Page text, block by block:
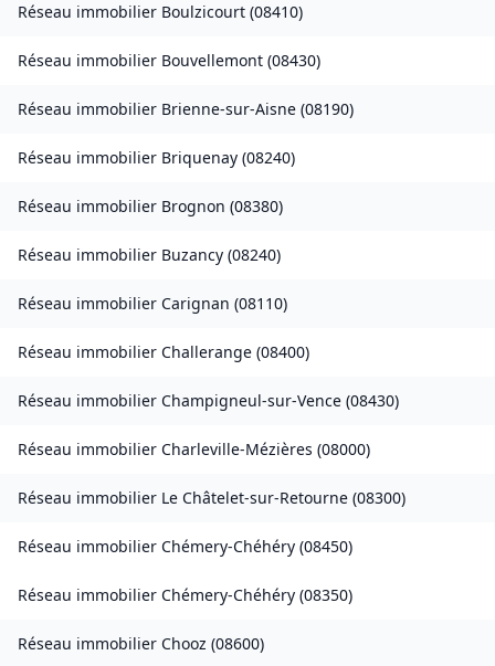
Réseau immobilier Boulzicourt (08410)
Réseau immobilier Bouvellemont (08430)
Réseau immobilier Brienne-sur-Aisne (08190)
Réseau immobilier Briquenay (08240)
Réseau immobilier Brognon (08380)
Réseau immobilier Buzancy (08240)
Réseau immobilier Carignan (08110)
Réseau immobilier Challerange (08400)
Réseau immobilier Champigneul-sur-Vence (08430)
Réseau immobilier Charleville-Mézières (08000)
Réseau immobilier Le Châtelet-sur-Retourne (08300)
Réseau immobilier Chémery-Chéhéry (08450)
Réseau immobilier Chémery-Chéhéry (08350)
Réseau immobilier Chooz (08600)